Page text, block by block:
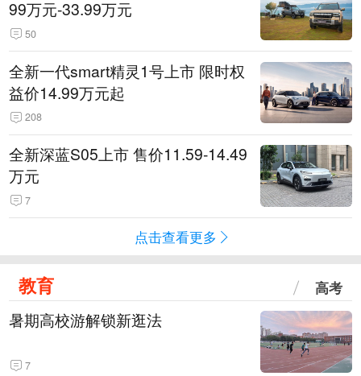
99万元-33.99万元
50
全新一代smart精灵1号上市 限时权
益价14.99万元起
208
全新深蓝S05上市 售价11.59-14.49
万元
7
点击查看更多
教育 高考
暑期高校游解锁新逛法
7